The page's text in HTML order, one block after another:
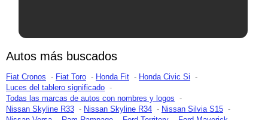
Autos más buscados
Fiat Cronos Fiat Toro Honda Fit
Honda Civic Si
Luces del tablero significado
Todas las marcas de autos con nombres y logos
Nissan Skyline R33
Nissan Skyline R34
Nissan Silvia S15